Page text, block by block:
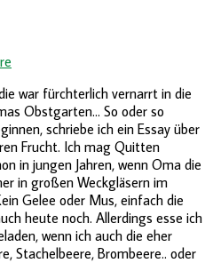
war fürchterlich vernarrt in die
Obstgarten… So oder so
schriebe ich ein Essay über
Frucht. Ich mag Quitten
in jungen Jahren, wenn Oma die
in großen Weckgläsern im
Gelee oder Mus, einfach die
heute noch. Allerdings esse ich
wenn ich auch die eher
Stachelbeere, Brombeere.. oder